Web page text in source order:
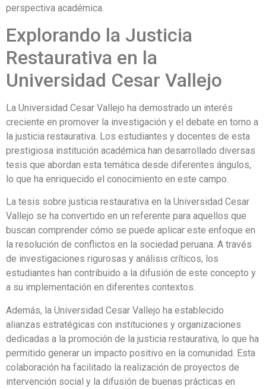
perspectiva académica.
Explorando la Justicia
Restaurativa en la
Universidad Cesar Vallejo
La Universidad Cesar Vallejo ha demostrado un interés
creciente en promover la investigación y el debate en torno a
la justicia restaurativa. Los estudiantes y docentes de esta
prestigiosa institución académica han desarrollado diversas
tesis que abordan esta temática desde diferentes ángulos,
lo que ha enriquecido el conocimiento en este campo.
La tesis sobre justicia restaurativa en la Universidad Cesar
Vallejo se ha convertido en un referente para aquellos que
buscan comprender cómo se puede aplicar este enfoque en
la resolución de conflictos en la sociedad peruana. A través
de investigaciones rigurosas y análisis críticos, los
estudiantes han contribuido a la difusión de este concepto y
a su implementación en diferentes contextos.
Además, la Universidad Cesar Vallejo ha establecido
alianzas estratégicas con instituciones y organizaciones
dedicadas a la promoción de la justicia restaurativa, lo que ha
permitido generar un impacto positivo en la comunidad. Esta
colaboración ha facilitado la realización de proyectos de
intervención social y la difusión de buenas prácticas en